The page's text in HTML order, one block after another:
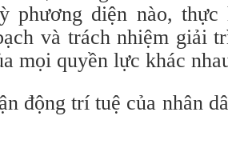
phương diện nào, thực
và trách nhiệm giải
mọi quyền lực khác
động trí tuệ của nhân